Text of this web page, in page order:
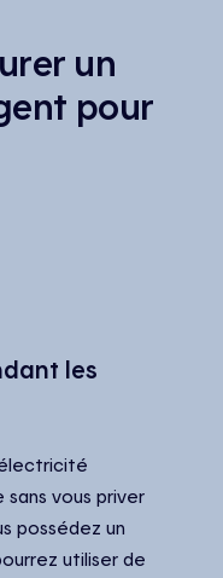
un
pour
les
vous priver
possédez un
utiliser de